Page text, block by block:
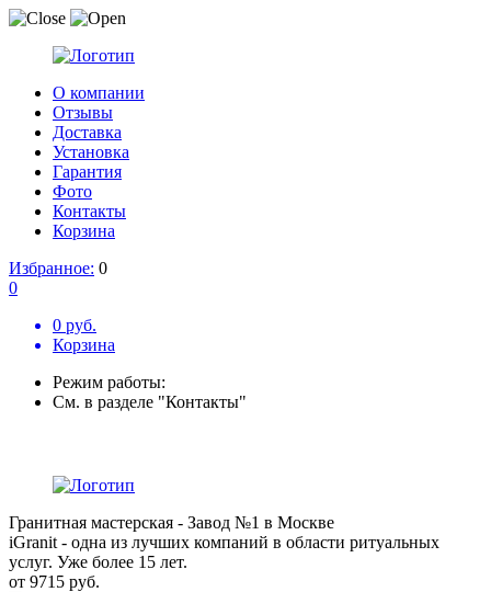
О компании
Отзывы
Доставка
Установка
Гарантия
Фото
Контакты
Корзина
Избранное: 0
0
0 руб.
Корзина
Режим работы:
См. в разделе "Контакты"
Гранитная мастерская - Завод №1 в Москве
iGranit - одна из лучших компаний в области ритуальных
услуг. Уже более 15 лет.
от 9715 руб.